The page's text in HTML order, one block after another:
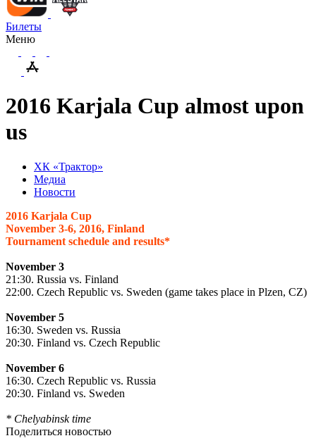
Билеты
Меню
2016 Karjala Cup almost upon
us
ХК «Трактор»
Медиа
Новости
2016 Karjala Cup
November 3-6, 2016, Finland
Tournament schedule and results*
November 3
21:30. Russia vs. Finland
22:00. Czech Republic vs. Sweden (game takes place in Plzen, CZ)
November 5
16:30. Sweden vs. Russia
20:30. Finland vs. Czech Republic
November 6
16:30. Czech Republic vs. Russia
20:30. Finland vs. Sweden
* Chelyabinsk time
Поделиться новостью